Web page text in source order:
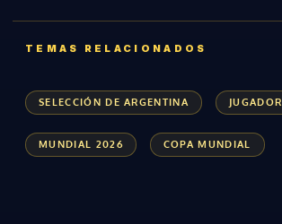
TEMAS RELACIONADOS
SELECCIÓN DE ARGENTINA JUGADOR
MUNDIAL 2026 COPA MUNDIAL